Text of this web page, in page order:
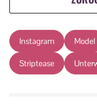
Instagram Model
Striptease